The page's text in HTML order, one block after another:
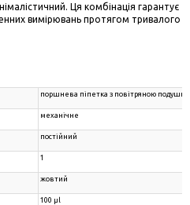
Ця комбінація гарантує
вимірювань протягом тривалого
поршнева піпетка з повітряною
механічне
постійний
1
жовтий
100 µl